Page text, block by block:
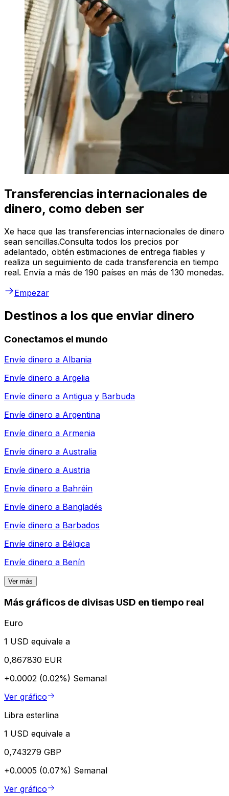
Transferencias internacionales de
dinero, como deben ser
Xe hace que las transferencias internacionales de dinero
sean sencillas.Consulta todos los precios por
adelantado, obtén estimaciones de entrega fiables y
realiza un seguimiento de cada transferencia en tiempo
real. Envía a más de 190 países en más de 130 monedas.
Empezar
Destinos a los que enviar dinero
Conectamos el mundo
Envíe dinero a Albania
Envíe dinero a Argelia
Envíe dinero a Antigua y Barbuda
Envíe dinero a Argentina
Envíe dinero a Armenia
Envíe dinero a Australia
Envíe dinero a Austria
Envíe dinero a Bahréin
Envíe dinero a Bangladés
Envíe dinero a Barbados
Envíe dinero a Bélgica
Envíe dinero a Benín
Ver más
Más gráficos de divisas USD en tiempo real
Euro
1 USD equivale a
0,867830 EUR
+0.0002 (0.02%) Semanal
Ver gráfico
Libra esterlina
1 USD equivale a
0,743279 GBP
+0.0005 (0.07%) Semanal
Ver gráfico